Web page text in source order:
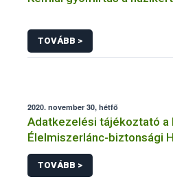
TOVÁBB >
2020. november 30, hétfő
Adatkezelési tájékoztató a
Élelmiszerlánc-biztonsági
Rendszerben
horgászat/halászat/
TOVÁBB >